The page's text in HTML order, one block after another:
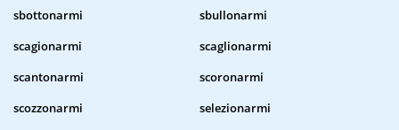
sbottonarmi
sbullonarmi
scagionarmi
scaglionarmi
scantonarmi
scoronarmi
scozzonarmi
selezionarmi